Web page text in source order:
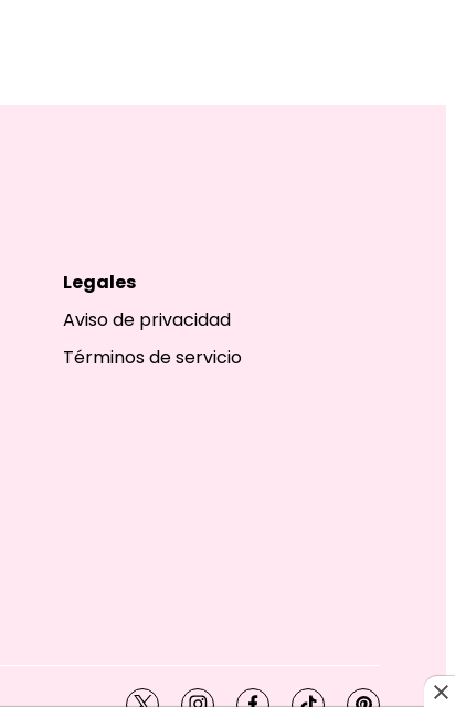
Legales
Aviso de privacidad
Términos de servicio
twitterinstagramfacebook
tiktokpinterest